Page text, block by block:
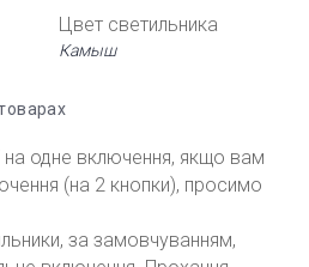
Цвет светильника
Камыш
одне включення, якщо вам
(на 2 кнопки), просимо
за замовчуванням,